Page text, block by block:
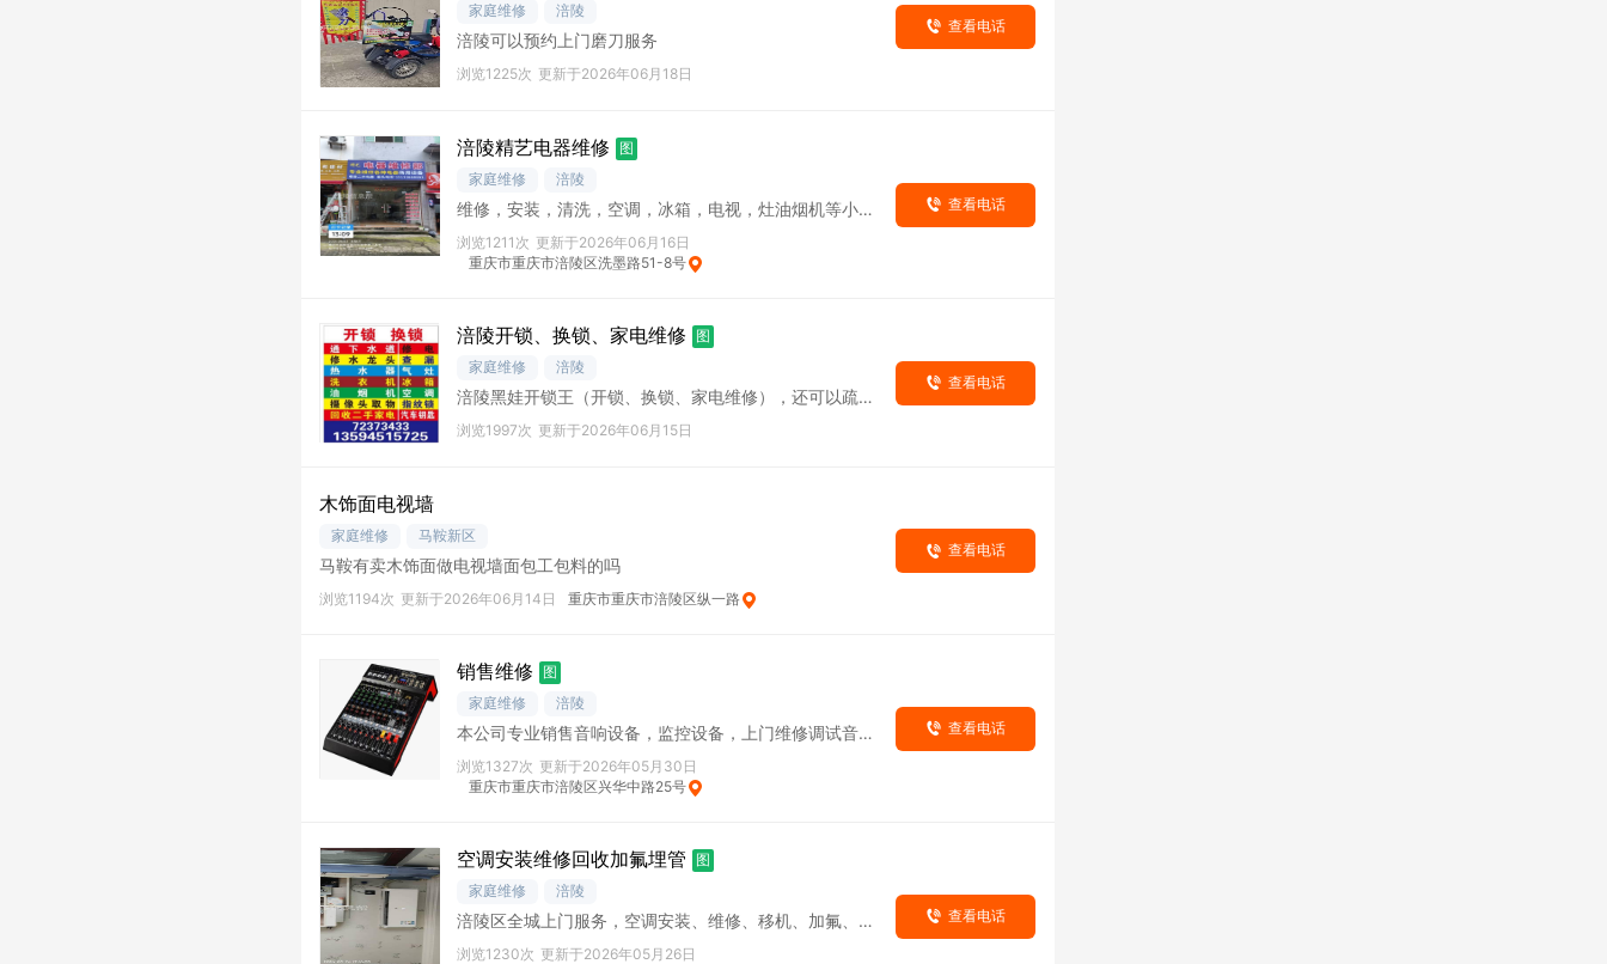
家庭维修
涪陵
涪陵可以预约上门磨刀服务
浏览1225次 更新于2026年06月18日
查看电话
涪陵精艺电器维修
图
家庭维修
涪陵
维修，安装，清洗，空调，冰箱，电视，灶油烟机等小家
电，商用电器，开锁疏通，水电等
浏览1211次 更新于2026年06月16日
重庆市重庆市涪陵区洗墨路51-8号
查看电话
涪陵开锁、换锁、家电维修
图
家庭维修
涪陵
涪陵黑娃开锁王（开锁、换锁、家电维修），还可以疏通
下水道
浏览1997次 更新于2026年06月15日
查看电话
木饰面电视墙
家庭维修 马鞍新区
马鞍有卖木饰面做电视墙面包工包料的吗
浏览1194次 更新于2026年06月14日 重庆市重庆市涪陵区纵一路
查看电话
销售维修
图
家庭维修
涪陵
本公司专业销售音响设备，监控设备，上门维修调试音响
设备，有二手音响设备销售，二手投影设备销售需要直接
浏览1327次 更新于2026年05月30日
重庆市重庆市涪陵区兴华中路25号
查看电话
空调安装维修回收加氟埋管
图
家庭维修
涪陵
涪陵区全城上门服务，空调安装、维修、移机、加氟、回
收，新房铜管预埋等，价格公道，技术过硬
浏览1230次 更新于2026年05月26日
查看电话